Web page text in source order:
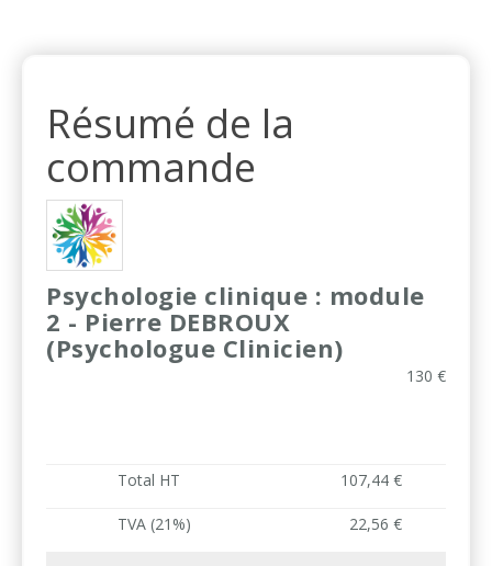
Résumé de la
commande
Psychologie clinique : module
2 - Pierre DEBROUX
(Psychologue Clinicien)
130 €
Total HT 107,44 €
TVA (21%) 22,56 €